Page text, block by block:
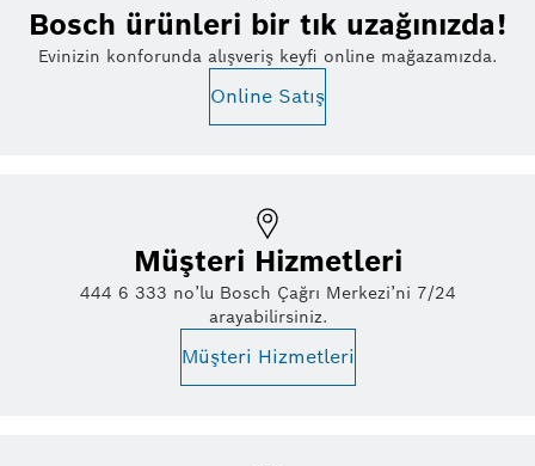
Bosch ürünleri bir tık uzağınızda!
Evinizin konforunda alışveriş keyfi online mağazamızda.
Online Satış
Müşteri Hizmetleri
444 6 333 no’lu Bosch Çağrı Merkezi’ni 7/24
arayabilirsiniz.
Müşteri Hizmetleri